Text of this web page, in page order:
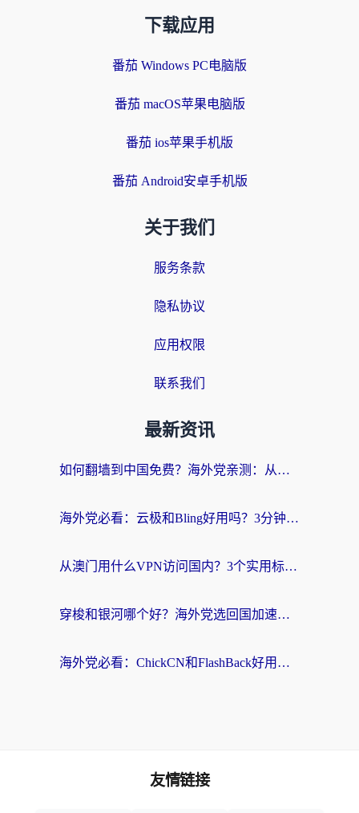
下载应用
番茄 Windows PC电脑版
番茄 macOS苹果电脑版
番茄 ios苹果手机版
番茄 Android安卓手机版
关于我们
服务条款
隐私协议
应用权限
联系我们
最新资讯
如何翻墙到中国免费？海外党亲测：从踩坑到选对加速器的全攻略
海外党必看：云极和Bling好用吗？3分钟教你选对回国加速器
从澳门用什么VPN访问国内？3个实用标准帮你避开坑，无缝刷剧听歌
穿梭和银河哪个好？海外党选回国加速器的避坑指南，附番茄加速器实测体验
海外党必看：ChickCN和FlashBack好用吗？3招教你选对回国加速器（附云极、HomeCN、斧牛vs艾果对比）
友情链接